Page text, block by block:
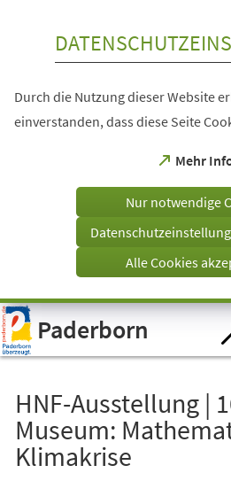
Visuelle
Assistenzsoftware
öffnen.
Durch die Nutzung dieser Website
einverstanden, dass diese Seite
Mehr
(Öffnet
einem
Tab)
Nur notwendige
Alle Cookies
Paderborn
HNF-Ausstellung |
Museum:
Klimakrise